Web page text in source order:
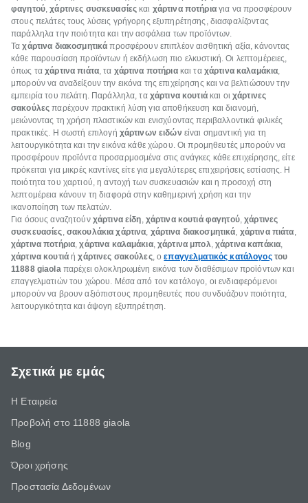
φαγητού,χάρτινες συσκευασίες και χάρτινα ποτήριαγια να προσφέρουν
στους πελάτες τους λύσεις γρήγορης εξυπηρέτησης, διασφαλίζοντας
παράλληλα την ποιότητα και την ασφάλεια των προϊόντων.
Ταχάρτινα διακοσμητικά προσφέρουν επιπλέον αισθητική αξία, κάνοντας
κάθε παρουσίαση προϊόντων ή εκδήλωση πιο ελκυστική. Οι λεπτομέρειες,
όπως ταχάρτινα πιάτα, τα χάρτινα ποτήριακαι τα χάρτινα καλαμάκια,
μπορούν να αναδείξουν την εικόνα της επιχείρησης και να βελτιώσουν την
εμπειρία του πελάτη. Παράλληλα, τα χάρτινα κουτιάκαι οι χάρτινες
σακούλες παρέχουν πρακτική λύση για αποθήκευση και διανομή,
μειώνοντας τη χρήση πλαστικών και ενισχύοντας περιβαλλοντικά φιλικές
πρακτικές. Η σωστή επιλογή χάρτινων ειδών είναι σημαντική για τη
λειτουργικότητα και την εικόνα κάθε χώρου. Οι προμηθευτές μπορούν να
προσφέρουν προϊόντα προσαρμοσμένα στις ανάγκες κάθε επιχείρησης, είτε
πρόκειται για μικρές καντίνες είτε για μεγαλύτερες επιχειρήσεις εστίασης. Η
ποιότητα του χαρτιού, η αντοχή των συσκευασιών και η προσοχή στη
λεπτομέρεια κάνουν τη διαφορά στην καθημερινή χρήση και την
ικανοποίηση των πελατών.
Για όσους αναζητούν χάρτινα είδη, χάρτινα κουτιά φαγητού,χάρτινες
συσκευασίες, σακουλάκια χάρτινα, χάρτινα διακοσμητικά, χάρτινα πιάτα,
χάρτινα ποτήρια,χάρτινα καλαμάκια,χάρτινα μπολ,χάρτινα καπάκια,
χάρτινα κουτιάήχάρτινες σακούλες, οεπαγγελματικός κατάλογοςτου
11888 giaolaπαρέχει ολοκληρωμένη εικόνα των διαθέσιμων προϊόντων και
επαγγελματιών του χώρου. Μέσα από τον κατάλογο, οι ενδιαφερόμενοι
μπορούν να βρουν αξιόπιστους προμηθευτές που συνδυάζουν ποιότητα,
λειτουργικότητα και άψογη εξυπηρέτηση.
Σχετικά με εμάς
Η Εταιρεία
Προβολή στο 11888 giaola
Blog
Όροι χρήσης
Προστασία Δεδομένων